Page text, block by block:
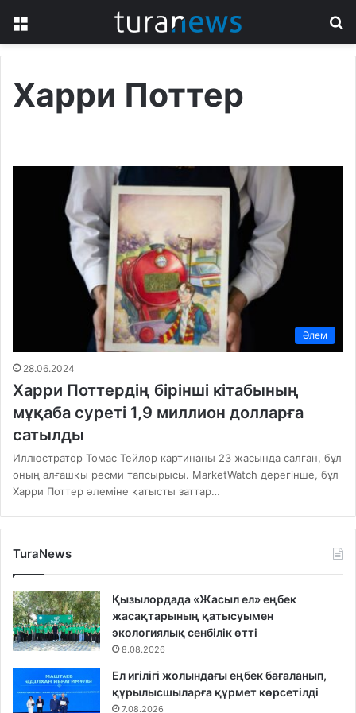
Харри Поттер
Әлем
28.06.2024
Харри Поттердің бірінші кітабының
мұқаба суреті 1,9 миллион долларға
сатылды
Иллюстратор Томас Тейлор картинаны 23 жасында салған, бұл
оның алғашқы ресми тапсырысы. MarketWatch дерегінше, бұл
Харри Поттер әлеміне қатысты заттар…
TuraNews
Қызылордада «Жасыл ел» еңбек
жасақтарының қатысуымен
экологиялық сенбілік өтті
8.08.2026
Ел игілігі жолындағы еңбек бағаланып,
құрылысшыларға құрмет көрсетілді
7.08.2026